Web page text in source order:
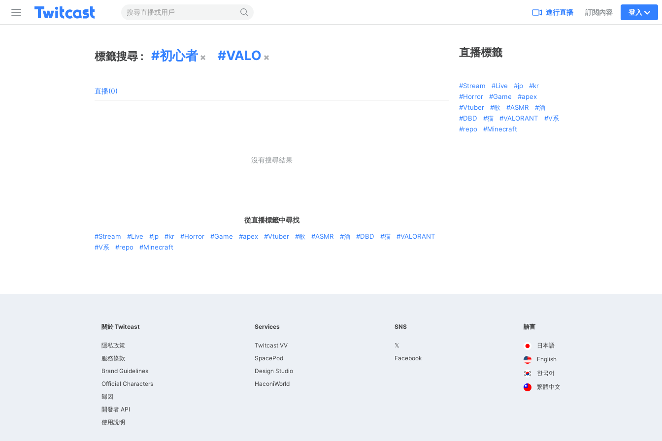
進行直播 訂閱內容 登入
標籤搜尋 : 初心者 VALO
直播(0)
沒有搜尋結果
從直播標籤中尋找
Stream Live jp kr Horror Game apex Vtuber 歌 ASMR 酒 DBD 猫
VALORANT
V系
repo Minecraft
直播標籤
Stream Live jp
kr
Horror
Game
apex
Vtuber
歌 ASMR
酒
DBD
猫 VALORANT
V系
repo
Minecraft
關於 Twitcast
隱私政策
服務條款
Brand Guidelines
Official Characters
歸因
開發者 API
使用說明
Services
Twitcast VV
SpacePod
Design Studio
HaconiWorld
SNS
𝕏
Facebook
語言
日本語
English
한국어
繁體中文